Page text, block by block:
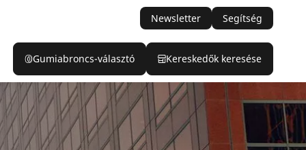
Newsletter Segítség
Gumiabroncs-választó Kereskedők keresése